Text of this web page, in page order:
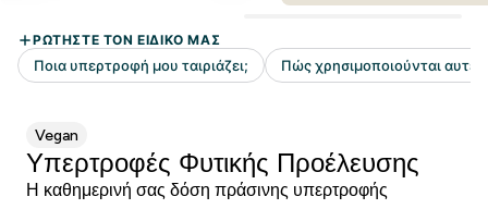
Vegan
Υπερτροφές Φυτικής Προέλευσης
Η καθημερινή σας δόση πράσινης υπερτροφής